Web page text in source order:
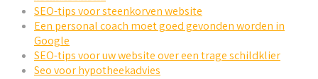
SEO-tips voor steenkorven website
Een personal coach moet goed gevonden worden in
Google
SEO-tips voor uw website over een trage schildklier
Seo voor hypotheekadvies